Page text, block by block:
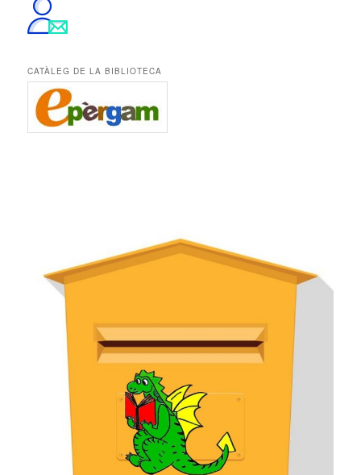
CATÀLEG DE LA BIBLIOTECA